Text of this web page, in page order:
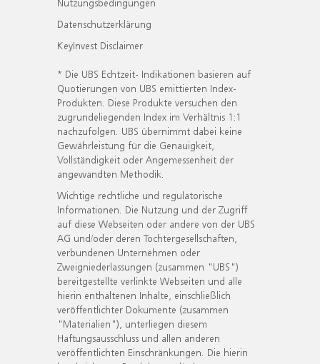
Datenschutzerklärung
KeyInvest Disclaimer
* Die UBS Echtzeit- Indikationen basieren auf
Quotierungen von UBS emittierten Index-
Produkten. Diese Produkte versuchen den
zugrundeliegenden Index im Verhältnis 1:1
nachzufolgen. UBS übernimmt dabei keine
Gewährleistung für die Genauigkeit,
Vollständigkeit oder Angemessenheit der
angewandten Methodik.
Wichtige rechtliche und regulatorische
Informationen. Die Nutzung und der Zugriff
auf diese Webseiten oder andere von der UBS
AG und/oder deren Tochtergesellschaften,
verbundenen Unternehmen oder
Zweigniederlassungen (zusammen "UBS")
bereitgestellte verlinkte Webseiten und alle
hierin enthaltenen Inhalte, einschließlich
veröffentlichter Dokumente (zusammen
"Materialien"), unterliegen diesem
Haftungsausschluss und allen anderen
veröffentlichten Einschränkungen. Die hierin